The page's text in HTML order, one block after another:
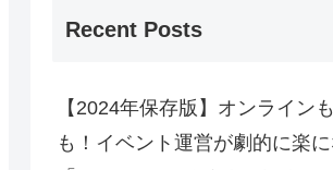
Recent Posts
【2024年保存版】オンライン
も！イベント運営が劇的に楽